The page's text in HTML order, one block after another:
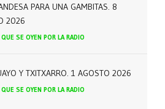
PARA UNA GAMBITAS. 8
2026
SE OYEN POR LA RADIO
Y TXITXARRO. 1 AGOSTO 2026
SE OYEN POR LA RADIO